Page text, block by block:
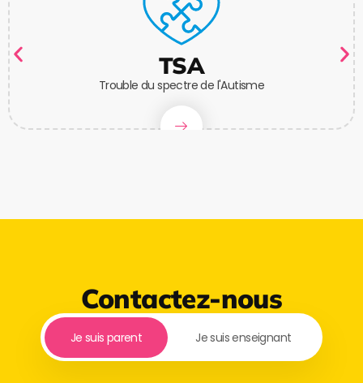
TSA
Trouble du spectre de l'Autisme
Contactez-nous
Je suis parent Je suis enseignant